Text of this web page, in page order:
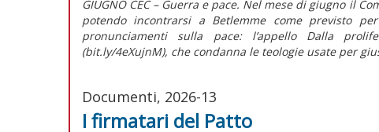
GIUGNO CEC – Guerra e pace. Nel mese di giugno il
potendo incontrarsi a Betlemme come previsto
pronunciamenti sulla pace: l’appello Dalla
(bit.ly/4eXujnM), che condanna le teologie usate per
Documenti, 2026-13
I firmatari del Patto